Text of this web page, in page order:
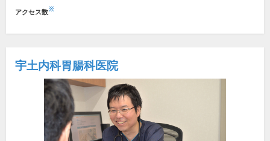
アクセス数※
宇土内科胃腸科医院